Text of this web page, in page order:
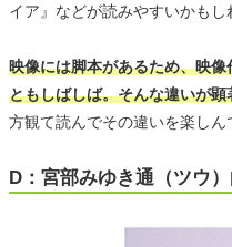
イア』などが読みやすいかもし
映像には脚本があるため、映
ともしばしば。そんな違いが
方観て読んでその違いを楽しん
D：宮部みゆき通（ツウ